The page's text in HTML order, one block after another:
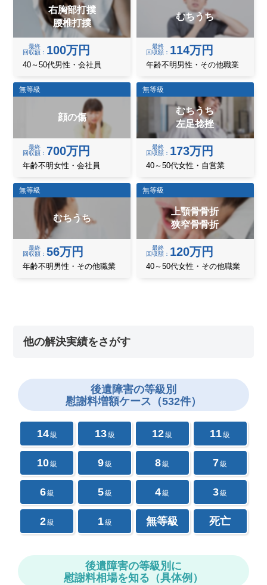
右胸部打撲
腰椎打撲
最終
回収額
100万円
40～50代男性・会社員
むちうち
最終
回収額
114万円
年齢不明男性・その他職業
無等級
顔の傷
最終
回収額
700万円
年齢不明女性・会社員
無等級
むちうち
左足捻挫
最終
回収額
173万円
40～50代女性・自営業
無等級
むちうち
最終
回収額
56万円
年齢不明男性・その他職業
無等級
上顎骨骨折
狭窄骨骨折
最終
回収額
120万円
40～50代女性・その他職業
他の解決実績をさがす
後遺障害の等級別
慰謝料増額ケース（532件）
14級 13級 12級 11級
10級 9級 8級 7級
6級 5級 4級 3級
2級 1級 無等級 死亡
後遺障害の等級別に
慰謝料相場を知る（具体例）